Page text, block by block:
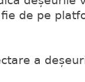
de pe
a